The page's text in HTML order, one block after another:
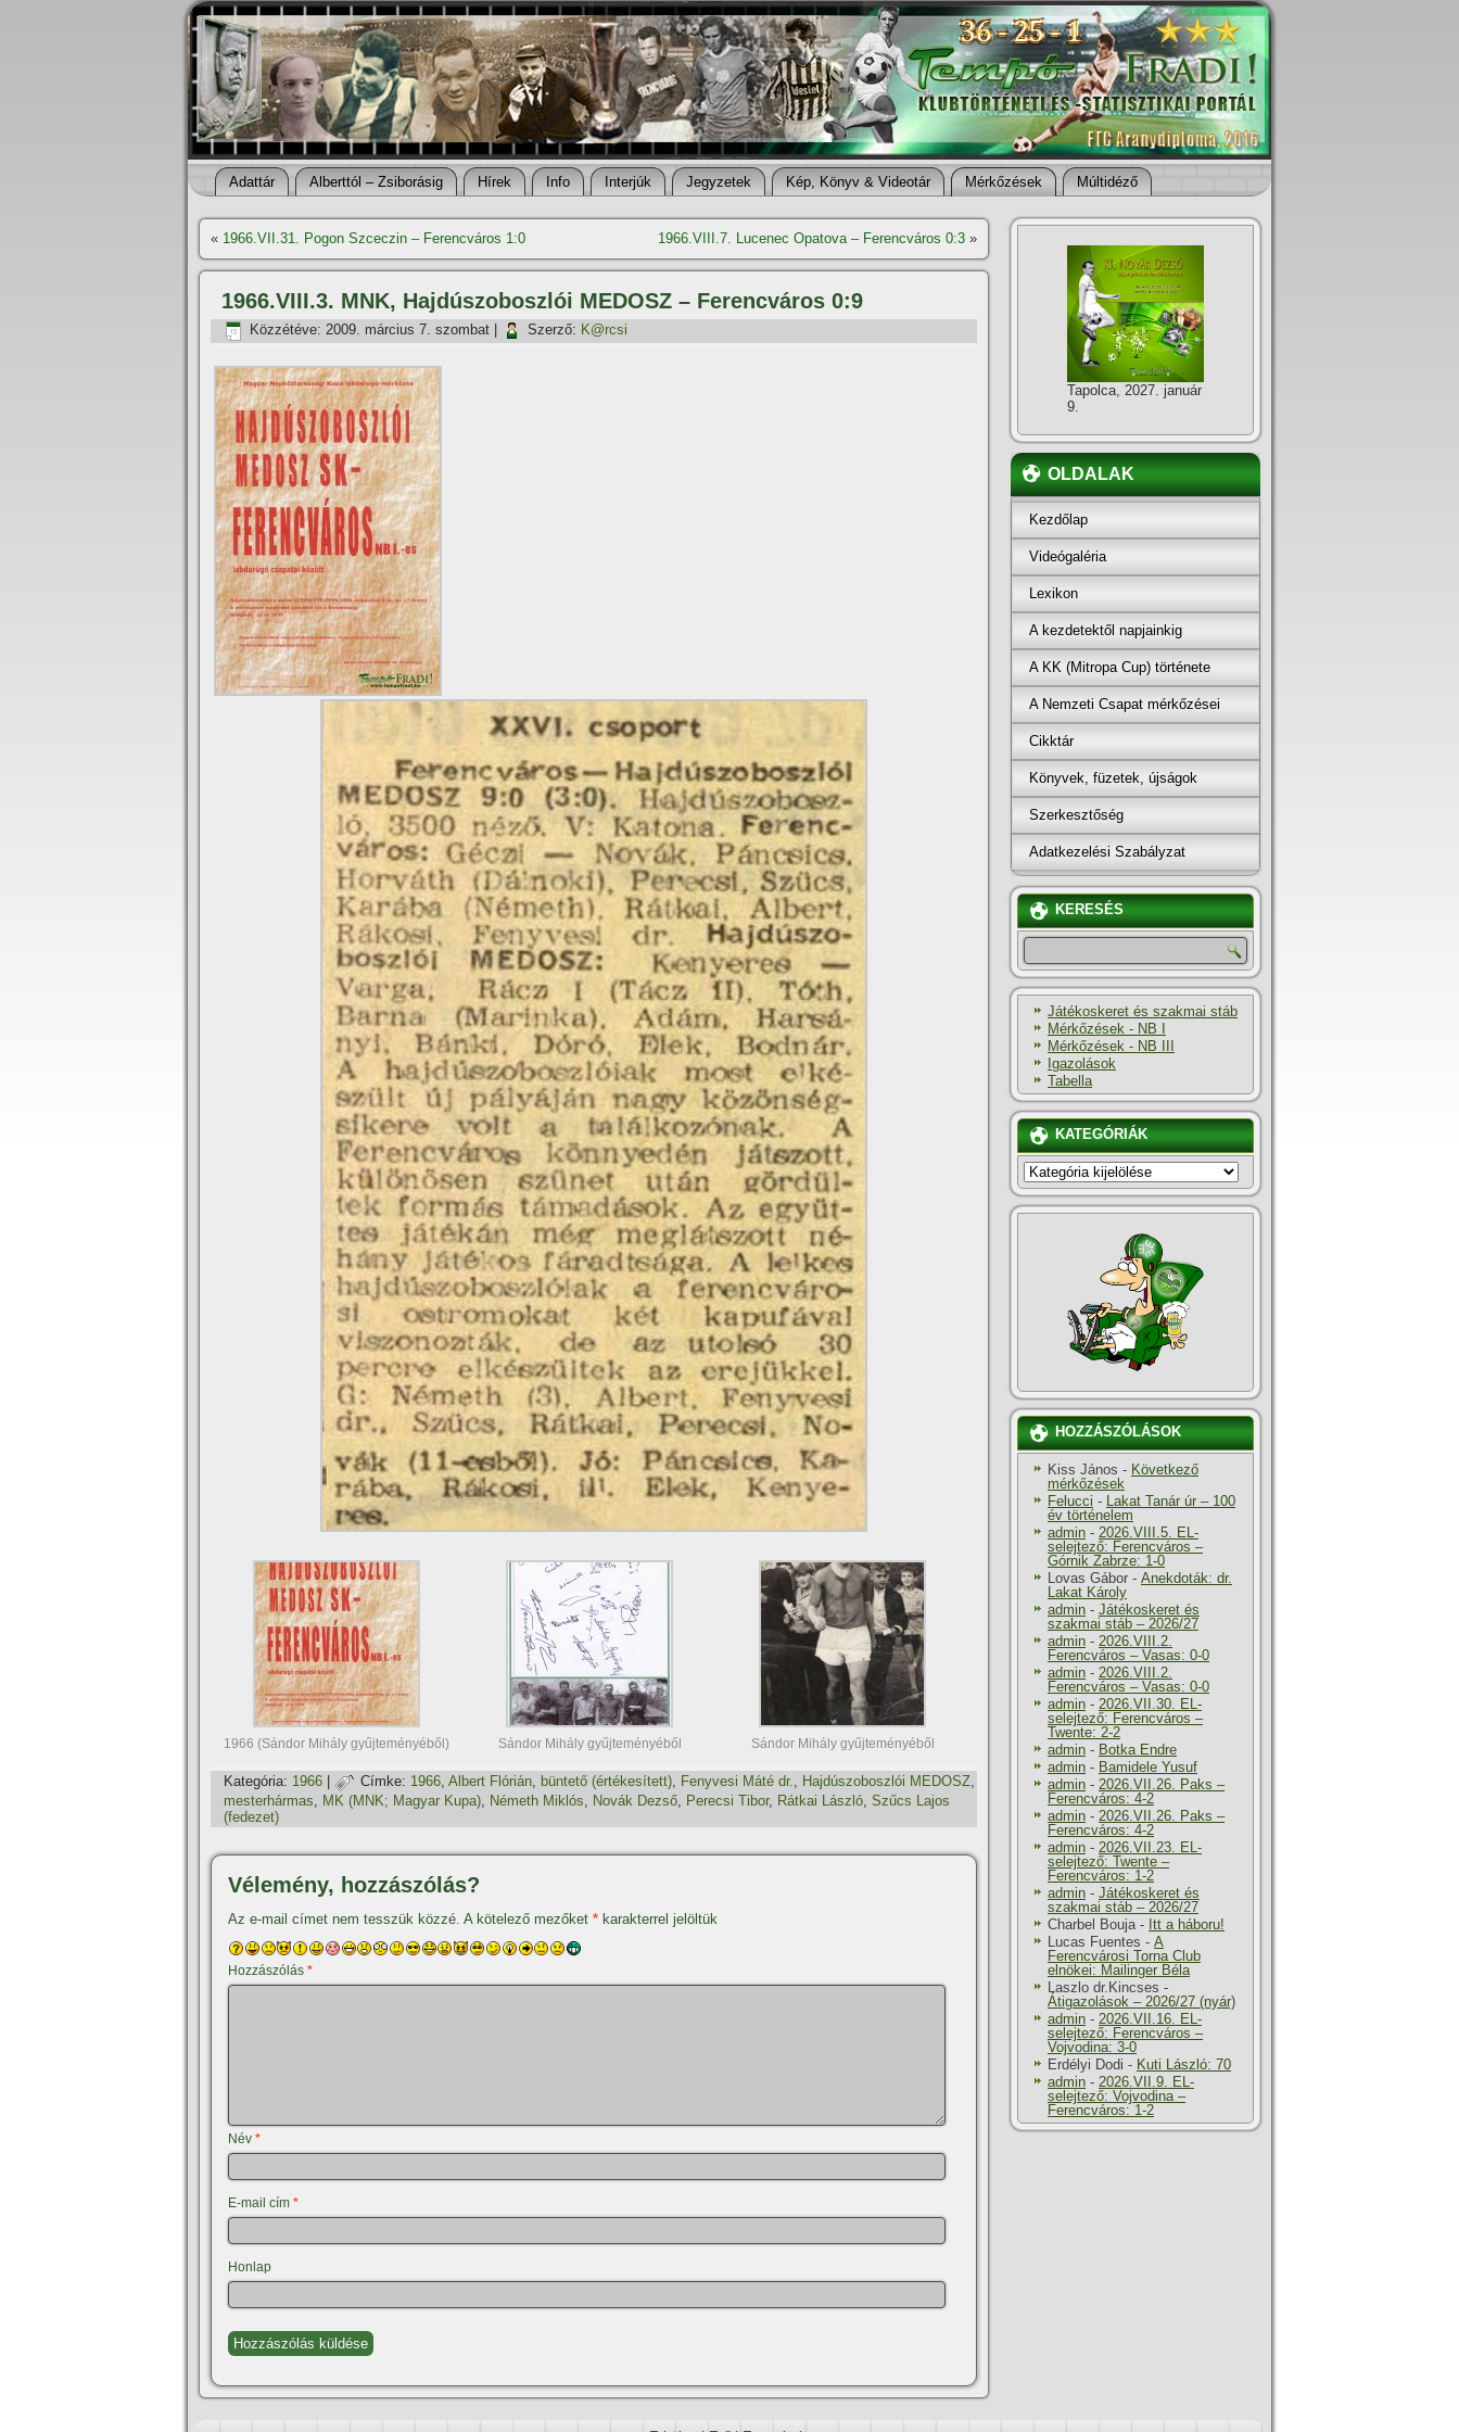
Adattár Alberttól – Zsiborásig Hí­rek Info Interjúk Jegyzetek Kép, Könyv & Videotár Mérkőzések Múltidéző
« 1966.VII.31. Pogon Szceczin – Ferencváros 1:0 1966.VIII.7. Lucenec Opatova – Ferencváros 0:3 »
1966.VIII.3. MNK, Hajdúszoboszlói MEDOSZ – Ferencváros 0:9
Közzétéve: 2009. március 7. szombat Szerző: K@rcsi
1966 (Sándor Mihály gyűjteményéből) Sándor Mihály gyűjteményéből Sándor Mihály gyűjteményéből
Kategória: 1966 Címke: 1966, Albert Flórián, büntető (értékesí­tett), Fenyvesi Máté dr., Hajdúszoboszlói MEDOSZ,
mesterhármas, MK (MNK; Magyar Kupa), Németh Miklós, Novák Dezső, Perecsi Tibor, Rátkai László, Szűcs Lajos
(fedezet)
Vélemény, hozzászólás?
Az e-mail címet nem tesszük közzé. A kötelező mezőket * karakterrel jelöltük
Hozzászólás *
Név *
E-mail cím *
Honlap
Tapolca, 2027. január
9.
OLDALAK
Kezdőlap
Videógaléria
Lexikon
A kezdetektől napjainkig
A KK (Mitropa Cup) története
A Nemzeti Csapat mérkőzései
Cikktár
Könyvek, füzetek, újságok
Szerkesztőség
Adatkezelési Szabályzat
KERESÉS
Játékoskeret és szakmai stáb
Mérkőzések - NB I
Mérkőzések - NB III
Igazolások
Tabella
KATEGÓRIÁK
KATEGÓRIÁK
HOZZÁSZÓLÁSOK
Kiss János - Következő
mérkőzések
Felucci - Lakat Tanár úr – 100
év történelem
admin - 2026.VIII.5. EL-
selejtező: Ferencváros –
Górnik Zabrze: 1-0
Lovas Gábor - Anekdoták: dr.
Lakat Károly
admin - Játékoskeret és
szakmai stáb – 2026/27
admin - 2026.VIII.2.
Ferencváros – Vasas: 0-0
admin - 2026.VIII.2.
Ferencváros – Vasas: 0-0
admin - 2026.VII.30. EL-
selejtező: Ferencváros –
Twente: 2-2
admin - Botka Endre
admin - Bamidele Yusuf
admin - 2026.VII.26. Paks –
Ferencváros: 4-2
admin - 2026.VII.26. Paks –
Ferencváros: 4-2
admin - 2026.VII.23. EL-
selejtező: Twente –
Ferencváros: 1-2
admin - Játékoskeret és
szakmai stáb – 2026/27
Charbel Bouja- Itt a háboru!
Lucas Fuentes - A
Ferencvárosi Torna Club
elnökei: Mailinger Béla
Laszlo dr.Kincses -
Átigazolások – 2026/27 (nyár)
admin - 2026.VII.16. EL-
selejtező: Ferencváros –
Vojvodina: 3-0
Erdélyi Dodi - Kuti László: 70
admin - 2026.VII.9. EL-
selejtező: Vojvodina –
Ferencváros: 1-2